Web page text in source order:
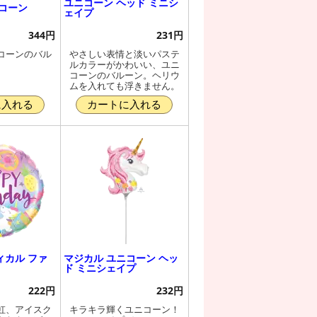
ーン
344円
ーンのバル
れる
ェイプ
231円
やさしい表情と淡いパステ
ルカラーがかわいい、ユニ
コーンのバルーン。ヘリウ
ムを入れても浮きません。
カートに入れる
カル ファ
222円
、アイスク
マジカル ユニコーン ヘッ
ド ミニシェイプ
232円
キラキラ輝くユニコーン！